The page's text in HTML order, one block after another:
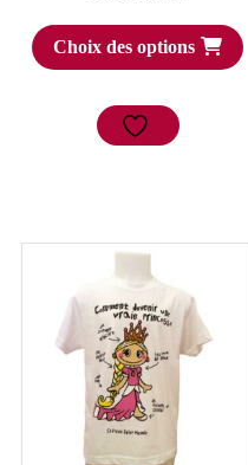
Choix des options